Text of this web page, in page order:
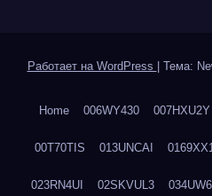
Работает на WordPress Тема:
Home 006WY430 007HXU2Y
00T70TIS 013UNCAI
023RN4UI 02SKVUL3